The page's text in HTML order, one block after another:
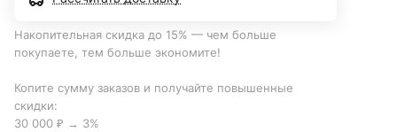
Накопительная скидка до 15% — чем больше
покупаете, тем больше экономите!
Копите сумму заказов и получайте повышенные
скидки:
30 000 ₽ → 3%